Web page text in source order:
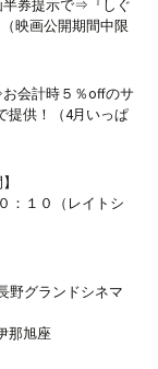
券提示で⇒『しぐ
映画公開期間中限
会計時５％offのサ
提供！（4月いっぱ
：１０（レイトシ
ランドシネマ
旭座